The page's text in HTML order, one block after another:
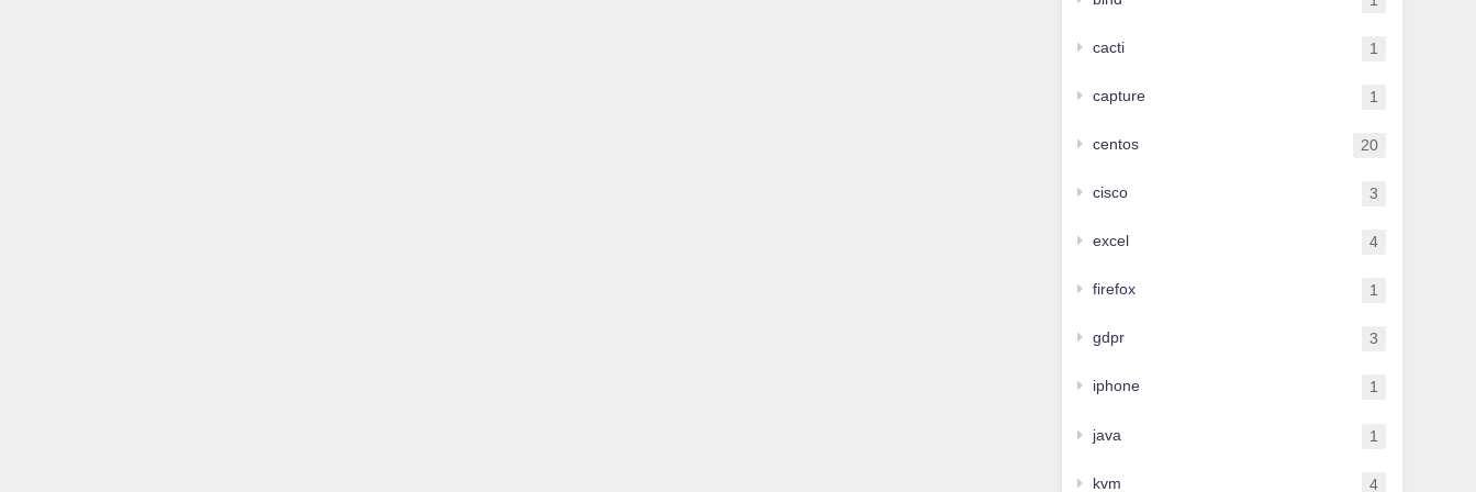
cacti 1
capture 1
centos 20
cisco 3
excel 4
firefox 1
gdpr 3
iphone 1
java 1
kvm 4